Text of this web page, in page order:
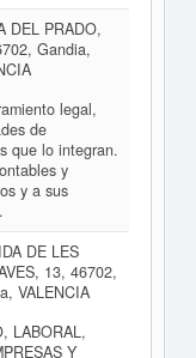
DEL PRADO,
Gandia,
legal,
de
que lo integran.
y
y a sus
DE LES
13, 46702,
VALENCIA
LABORAL,
Y